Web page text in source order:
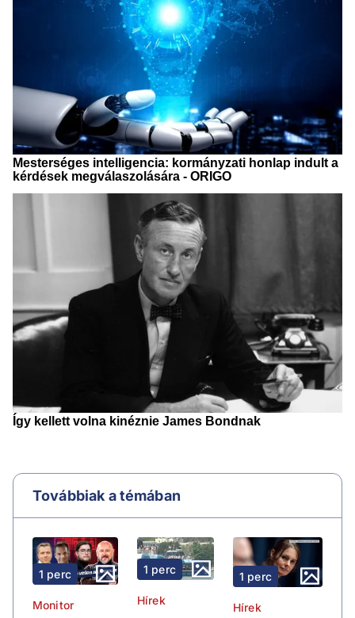
Továbbiak a témában
1 perc
Monitor
1 perc
Hírek
1 perc
Hírek